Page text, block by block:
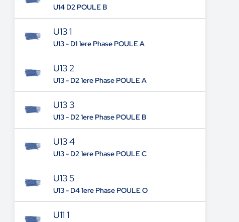
U14 D2 POULE B
U13 1
U13 - D1 1ere Phase POULE A
U13 2
U13 - D2 1ere Phase POULE A
U13 3
U13 - D2 1ere Phase POULE B
U13 4
U13 - D2 1ere Phase POULE C
U13 5
U13 - D4 1ere Phase POULE O
U11 1